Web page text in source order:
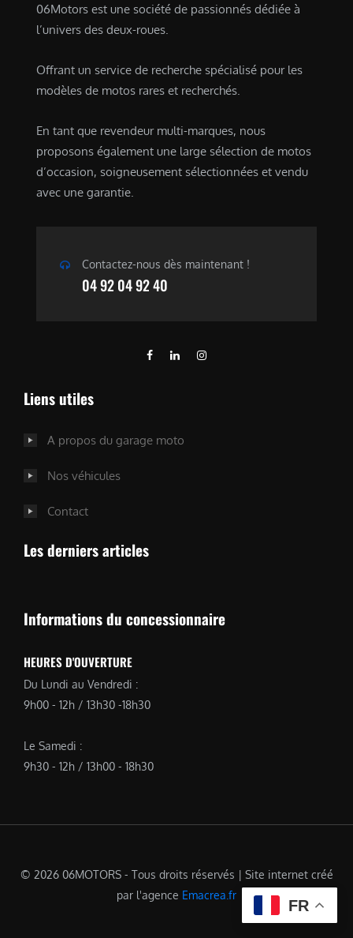
06Motors est une société de passionnés dédiée à
l’univers des deux-roues.
Offrant un service de recherche spécialisé pour les
modèles de motos rares et recherchés.
En tant que revendeur multi-marques, nous
proposons également une large sélection de motos
d’occasion, soigneusement sélectionnées et vendu
avec une garantie.
Contactez-nous dès maintenant !
04 92 04 92 40
Liens utiles
A propos du garage moto
Nos véhicules
Contact
Les derniers articles
Informations du concessionnaire
HEURES D'OUVERTURE
Du Lundi au Vendredi :
9h00 - 12h / 13h30 -18h30
Le Samedi :
9h30 - 12h / 13h00 - 18h30
© 2026 06MOTORS - Tous droits réservés | Site internet créé
par l'agence Emacrea.fr
FR